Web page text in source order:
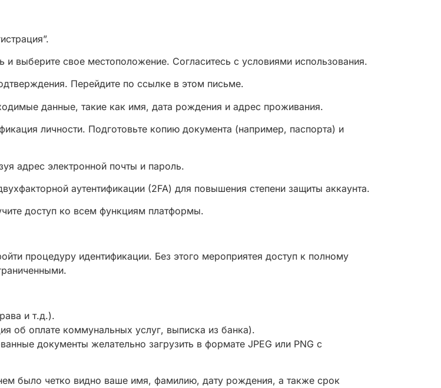
выберите свое местоположение. Согласитесь с условиями использования.
Перейдите по ссылке в этом письме.
данные, такие как имя, дата рождения и адрес проживания.
личности. Подготовьте копию документа (например, паспорта) и
адрес электронной почты и пароль.
аутентификации (2FA) для повышения степени защиты аккаунта.
доступ ко всем функциям платформы.
процедуру идентификации. Без этого мероприятея доступ к полному
и т.д.).
об оплате коммунальных услуг, выписка из банка).
документы желательно загрузить в формате JPEG или PNG с
было четко видно ваше имя, фамилию, дату рождения, а также срок